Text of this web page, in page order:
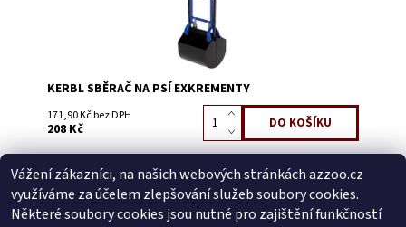
KERBL SBĚRAČ NA PSÍ EXKREMENTY
171,90 Kč bez DPH
208 Kč
Buďte první, kdo napíše příspěvek k této položce.
Přidat komentář
Vážení zákazníci, na našich webových stránkách azzoo.cz
využíváme za účelem zlepšování služeb soubory cookies.
Některé soubory cookies jsou nutné pro zajištění funkčností